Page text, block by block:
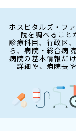
ホスピタルズ・フ
院を調べること
診療科目、行政区
ら、病院・総合病
病院の基本情報だ
詳細や、病院長